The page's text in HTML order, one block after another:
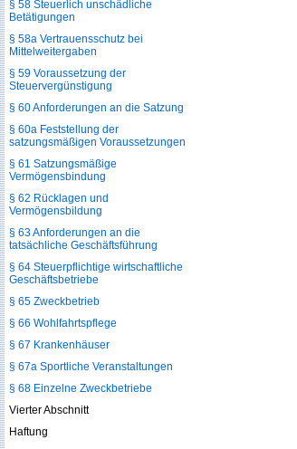
§ 58 Steuerlich unschädliche
Betätigungen
§ 58a Vertrauensschutz bei
Mittelweitergaben
§ 59 Voraussetzung der
Steuervergünstigung
§ 60 Anforderungen an die Satzung
§ 60a Feststellung der
satzungsmäßigen Voraussetzungen
§ 61 Satzungsmäßige
Vermögensbindung
§ 62 Rücklagen und
Vermögensbildung
§ 63 Anforderungen an die
tatsächliche Geschäftsführung
§ 64 Steuerpflichtige wirtschaftliche
Geschäftsbetriebe
§ 65 Zweckbetrieb
§ 66 Wohlfahrtspflege
§ 67 Krankenhäuser
§ 67a Sportliche Veranstaltungen
§ 68 Einzelne Zweckbetriebe
Vierter Abschnitt
Haftung